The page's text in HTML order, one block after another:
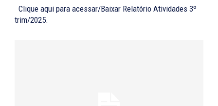
Clique aqui para acessar/Baixar Relatório Atividades 3º
trim/2025.